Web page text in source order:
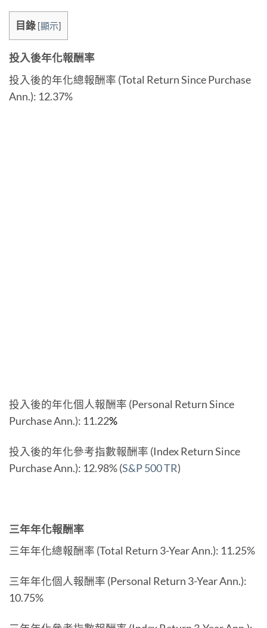
目錄 [顯示]
投入後年化報酬率
投入後的年化總報酬率 (Total Return Since Purchase
Ann.): 12.37%
投入後的年化個人報酬率 (Personal Return Since
Purchase Ann.): 11.22%
投入後的年化參考指數報酬率 (Index Return Since
Purchase Ann.): 12.98% (S&P 500 TR)
三年年化報酬率
三年年化總報酬率 (Total Return 3-Year Ann.): 11.25%
三年年化個人報酬率 (Personal Return 3-Year Ann.):
10.75%